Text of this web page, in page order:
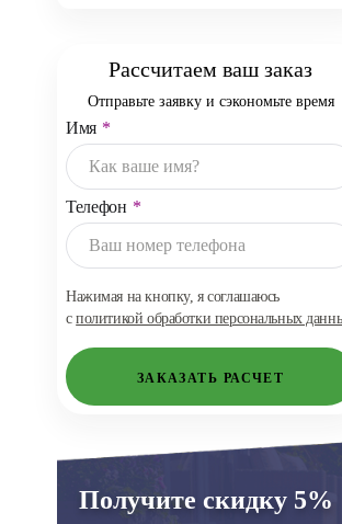
Рассчитаем ваш заказ
Отправьте заявку и сэкономьте время
Имя *
Телефон *
Нажимая на кнопку, я соглашаюсь
сполитикой обработки персональных
ЗАКАЗАТЬ РАСЧЕТ
Получите скидку 5%